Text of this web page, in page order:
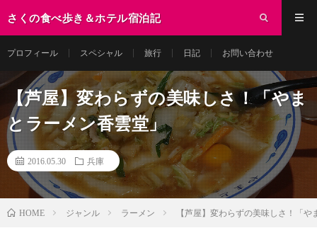
さくの食べ歩き＆ホテル宿泊記
プロフィール スペシャル 旅行 日記 お問い合わせ
【芦屋】変わらずの美味しさ！「やま
とラーメン香雲堂」
2016.05.30 兵庫
HOME ジャンル ラーメン 【芦屋】変わらずの美味しさ！「